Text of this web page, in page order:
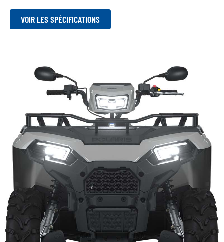
VOIR LES SPÉCIFICATIONS